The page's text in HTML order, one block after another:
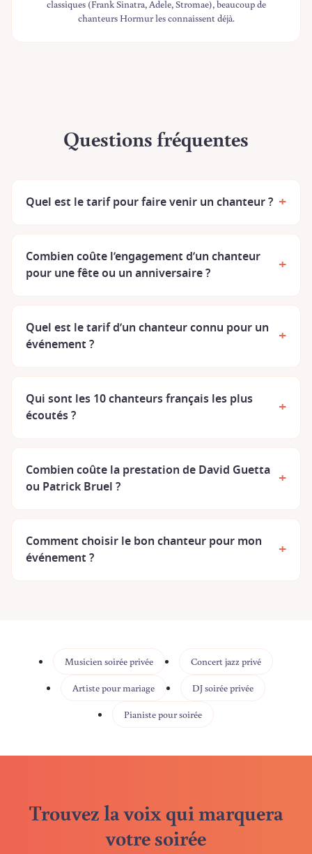
classiques (Frank Sinatra, Adele, Stromae), beaucoup de
chanteurs Hormur les connaissent déjà.
Questions fréquentes
Quel est le tarif pour faire venir un chanteur ? +
Combien coûte l’engagement d’un chanteur
pour une fête ou un anniversaire ?
+
Quel est le tarif d’un chanteur connu pour un
événement ?
+
Qui sont les 10 chanteurs français les plus
écoutés ?
+
Combien coûte la prestation de David Guetta
ou Patrick Bruel ?
+
Comment choisir le bon chanteur pour mon
événement ?
+
Musicien soirée privée Concert jazz privé
Artiste pour mariage DJ soirée privée
Pianiste pour soirée
Trouvez la voix qui marquera
votre soirée